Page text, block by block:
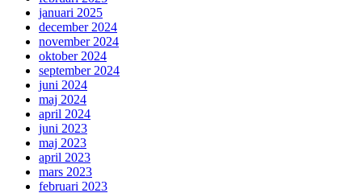
januari 2025
december 2024
november 2024
oktober 2024
september 2024
juni 2024
maj 2024
april 2024
juni 2023
maj 2023
april 2023
mars 2023
februari 2023